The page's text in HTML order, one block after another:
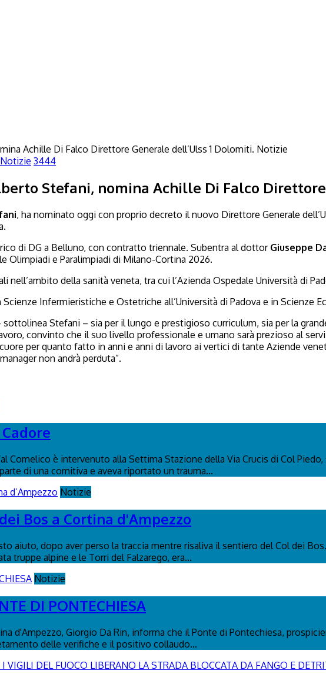
Notizie
Notizie 3444
Stefani, nomina Achille Di Falco
, ha nominato oggi con proprio decreto il nuovo Direttore Generale
di DG a Belluno, con contratto triennale. Subentra al dottorGiuseppe
Olimpiadi e Paralimpiadi di Milano-Cortina 2026.
della sanità veneta, tra cui l’Azienda Ospedale Università di
Infermieristiche e Ostetriche all’Università di Padova e in Scienze
Stefani – sia per il lungo e prestigioso curriculum, sia per la
convinto che il suo livello professionale e umano sarà prezioso al
per quanto fatto in anni e anni di lavoro ai vertici di tante Aziende
non andrà perduta”.
Comelico è intervenuto alla Settima Stazione della Via Crucis di Col
di una comitiva e aveva riportato un trauma...
Notizie
Bos a Cortina d'Ampezzo
aiuto, dopo aver perso la traccia mentre risaliva il sentiero del Col dei
truppe alpine e le Torri del Falzarego, era...
Notizie
DI PONTECHIESA
d'Ampezzo, Giorgio Da Rin, informa che il Ponte di Pontechiesa,
delle verifiche e il positivo collaudo...